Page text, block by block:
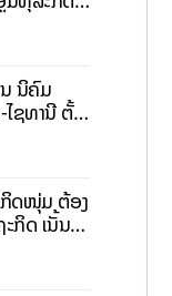
ະ
ນ ນິຄົມ
ຊທານີ ຕັ້ງ
ລາ, ສ້າງ
ດໜຸ່ມ ຕ້ອງ
ກິດ ເນັ້ນດຶງ
ນ